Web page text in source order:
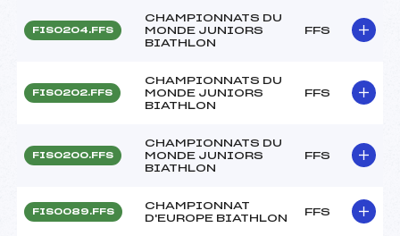
FIS0204.FFS
CHAMPIONNATS DU
MONDE JUNIORS
BIATHLON
FFS
FIS0202.FFS
CHAMPIONNATS DU
MONDE JUNIORS
BIATHLON
FFS
FIS0200.FFS
CHAMPIONNATS DU
MONDE JUNIORS
BIATHLON
FFS
FIS0089.FFS
CHAMPIONNAT
D'EUROPE BIATHLON
FFS